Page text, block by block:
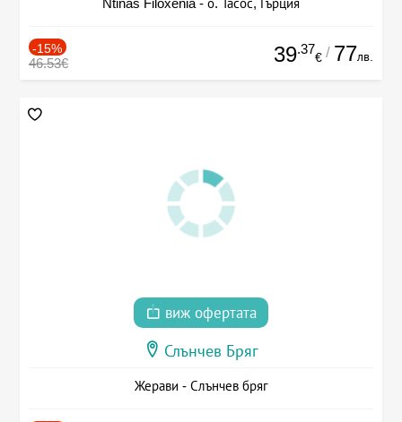
-15%
46.53€ 39.37
€ / 77лв.
виж офертата
Слънчев Бряг
Жерави - Слънчев бряг